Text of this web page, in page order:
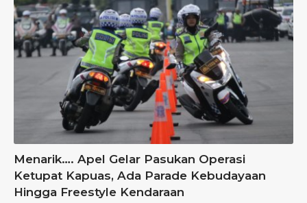
Menarik…. Apel Gelar Pasukan Operasi
Ketupat Kapuas, Ada Parade Kebudayaan
Hingga Freestyle Kendaraan